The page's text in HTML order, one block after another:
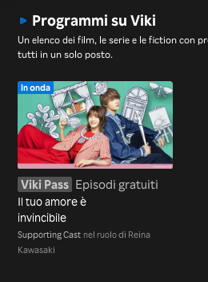
Programmi su Viki
Un elenco dei film, le serie e le fiction con
tutti in un solo posto.
In onda
Viki Pass Episodi gratuiti
Il tuo amore è
invincibile
Supporting Cast nel ruolo di Reina
Kawasaki